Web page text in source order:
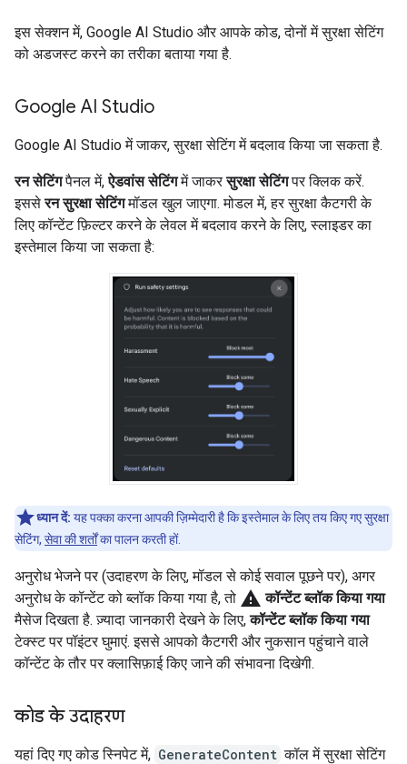
इस सेक्शन में, Google AI Studio और आपके कोड, दोनों में सुरक्षा सेटिंग
को अडजस्ट करने का तरीका बताया गया है.
Google AI Studio
Google AI Studio में जाकर, सुरक्षा सेटिंग में बदलाव किया जा सकता है.
रन सेटिंगपैनल में,ऐडवांस सेटिंगमें जाकरसुरक्षा सेटिंगपर क्लिक करें.
इससेरन सुरक्षा सेटिंगमॉडल खुल जाएगा. मोडल में, हर सुरक्षा कैटगरी के
लिए कॉन्टेंट फ़िल्टर करने के लेवल में बदलाव करने के लिए, स्लाइडर का
इस्तेमाल किया जा सकता है:
ध्यान दें: यह पक्का करना आपकी ज़िम्मेदारी है कि इस्तेमाल के लिए तय किए गए सुरक्षा
सेटिंग, सेवा की शर्तोंका पालन करती हों.
अनुरोध भेजने पर (उदाहरण के लिए, मॉडल से कोई सवाल पूछने पर), अगर
अनुरोध के कॉन्टेंट को ब्लॉक किया गया है, तो warning कॉन्टेंट ब्लॉक किया गया
मैसेज दिखता है. ज़्यादा जानकारी देखने के लिए,कॉन्टेंट ब्लॉक किया गया
टेक्स्ट पर पॉइंटर घुमाएं. इससे आपको कैटगरी और नुकसान पहुंचाने वाले
कॉन्टेंट के तौर पर क्लासिफ़ाई किए जाने की संभावना दिखेगी.
कोड के उदाहरण
यहां दिए गए कोड स्निपेट में, GenerateContent कॉल में सुरक्षा सेटिंग